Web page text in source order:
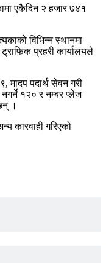
एकैदिन २ हजार ७४१
विभिन्न स्थानमा
प्रहरी कार्यालयले
मादप पदार्थ सेवन गरी
१२० र नम्बर प्लेज
।
कारवाही गरिएको